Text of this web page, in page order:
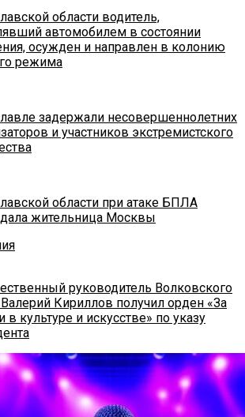
области водитель,
автомобилем в состоянии
осужден и направлен в колонию
режима
задержали несовершеннолетних
и участников экстремистского
области при атаке БПЛА
жительница Москвы
руководитель Волковского
Валерий Кириллов получил орден «За
в культуре и искусстве» по указу